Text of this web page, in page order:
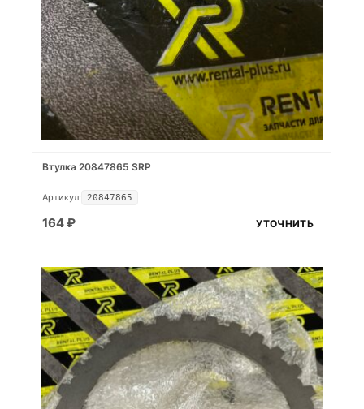
Втулка 20847865 SRP
Артикул: 20847865
164₽ УТОЧНИТЬ